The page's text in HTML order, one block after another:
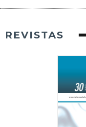
REVISTAS